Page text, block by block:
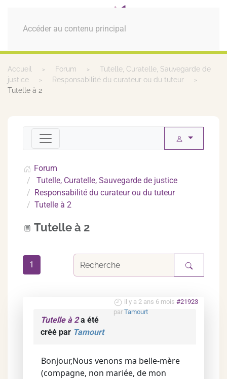
Accéder au contenu principal
MENU
Accueil Forum
Tutelle, Curatelle, Sauvegarde de
justice
Responsabilité du curateur ou du tuteur
Tutelle à 2
Forum
Tutelle, Curatelle, Sauvegarde de justice
Responsabilité du curateur ou du tuteur
Tutelle à 2
Tutelle à 2
1
il y a 2 ans 6 mois #21923
par Tamourt
Tutelle à 2a été
créé par Tamourt
Bonjour,Nous venons ma belle-mère
(compagne, non mariée, de mon